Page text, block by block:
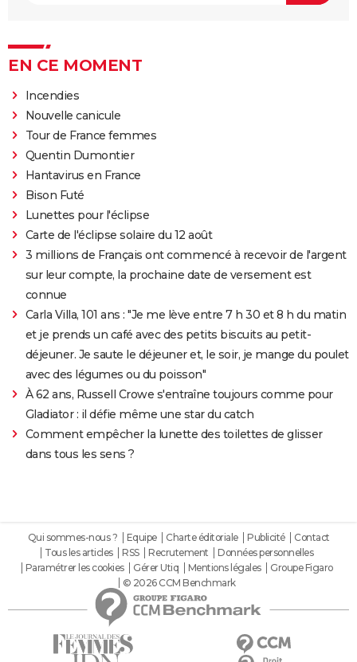
EN CE MOMENT
Incendies
Nouvelle canicule
Tour de France femmes
Quentin Dumontier
Hantavirus en France
Bison Futé
Lunettes pour l'éclipse
Carte de l'éclipse solaire du 12 août
3 millions de Français ont commencé à recevoir de l'argent
sur leur compte, la prochaine date de versement est
connue
Carla Villa, 101 ans : "Je me lève entre 7 h 30 et 8 h du matin
et je prends un café avec des petits biscuits au petit-
déjeuner. Je saute le déjeuner et, le soir, je mange du poulet
avec des légumes ou du poisson"
À 62 ans, Russell Crowe s'entraîne toujours comme pour
Gladiator : il défie même une star du catch
Comment empêcher la lunette des toilettes de glisser
dans tous les sens ?
Qui sommes-nous ? Equipe Charte éditoriale Publicité
Contact
Tous les articles
RSS Recrutement
Données personnelles
Paramétrer les cookies
Gérer Utiq Mentions légales
Groupe Figaro
© 2026 CCM Benchmark